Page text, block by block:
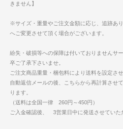
きません】
※サイズ・重量やご注文金額に応じ、追跡あ
へご変更させて頂く場合がございます。
紛失・破損等への保障は付いておりませんサ
卒ご了承下さいませ。
ご注文商品重量・梱包料により送料を設定させ
自動返信メールの後、こちらから再計算させ
ります。
（送料は全国一律 260円～450円）
ご入金確認後、 3営業日中に発送させていた